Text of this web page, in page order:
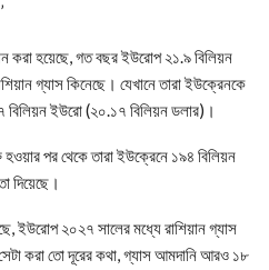
করা হয়েছে, গত বছর ইউরোপ ২১.৯ বিলিয়ন
গ্যাস কিনেছে। যেখানে তারা ইউক্রেনকে
বিলিয়ন ইউরো (২০.১৭ বিলিয়ন ডলার)।
পর থেকে তারা ইউক্রেনে ১৯৪ বিলিয়ন
দিয়েছে।
ইউরোপ ২০২৭ সালের মধ্যে রাশিয়ান গ্যাস
করা তো দূরের কথা, গ্যাস আমদানি আরও ১৮